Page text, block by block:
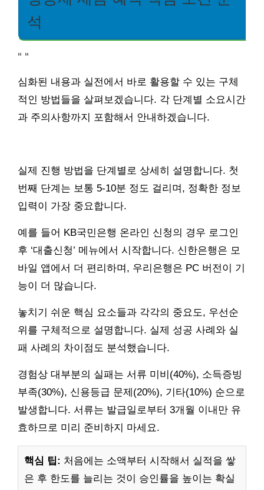
석
" "
심화된 내용과 실전에서 바로 활용할 수 있는 구체
적인 방법들을 살펴보겠습니다. 각 단계별 소요시간
과 주의사항까지 포함해서 안내하겠습니다.
실제 진행 방법을 단계별로 상세히 설명합니다. 첫
번째 단계는 보통 5-10분 정도 걸리며, 정확한 정보
입력이 가장 중요합니다.
예를 들어 KB국민은행 온라인 신청의 경우 로그인
후 ‘대출신청’ 메뉴에서 시작합니다. 신한은행은 모
바일 앱에서 더 편리하며, 우리은행은 PC 버전이 기
능이 더 많습니다.
놓치기 쉬운 핵심 요소들과 각각의 중요도, 우선순
위를 구체적으로 설명합니다. 실제 성공 사례와 실
패 사례의 차이점도 분석했습니다.
경험상 대부분의 실패는 서류 미비(40%), 소득증빙
부족(30%), 신용등급 문제(20%), 기타(10%) 순으로
발생합니다. 서류는 발급일로부터 3개월 이내만 유
효하므로 미리 준비하지 마세요.
핵심 팁: 처음에는 소액부터 시작해서 실적을 쌓
은 후 한도를 늘리는 것이 승인률을 높이는 확실